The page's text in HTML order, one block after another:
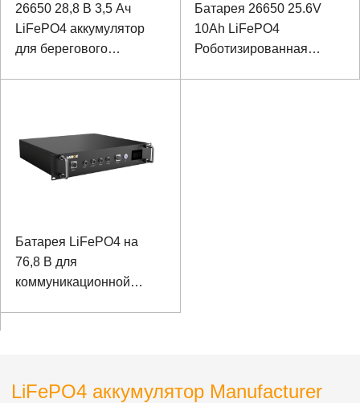
26650 28,8 В 3,5 Ач
LiFePO4 аккумулятор
для берегового
Батарея 26650 25.6V
10Ah LiFePO4
Роботизированная
Батарея LiFePO4 на
76,8 В для
коммуникационной
LiFePO4 аккумулятор Manufacturer